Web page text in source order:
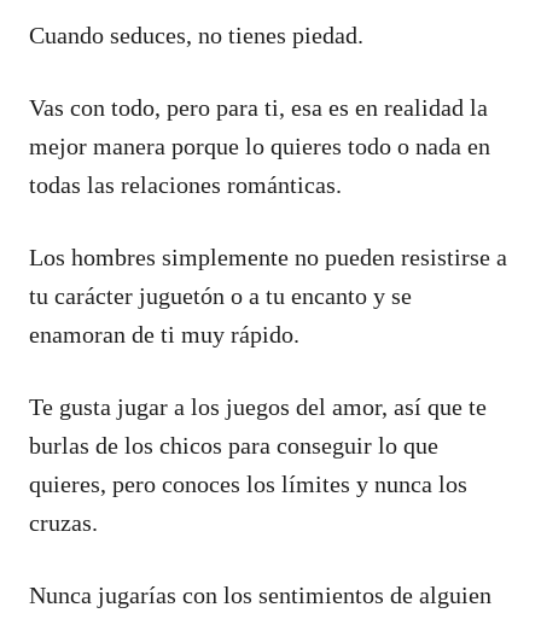
Cuando seduces, no tienes piedad.
Vas con todo, pero para ti, esa es en realidad la
mejor manera porque lo quieres todo o nada en
todas las relaciones románticas.
Los hombres simplemente no pueden resistirse a
tu carácter juguetón o a tu encanto y se
enamoran de ti muy rápido.
Te gusta jugar a los juegos del amor, así que te
burlas de los chicos para conseguir lo que
quieres, pero conoces los límites y nunca los
cruzas.
Nunca jugarías con los sentimientos de alguien